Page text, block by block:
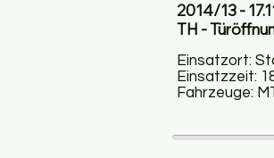
2014/13 -
TH -
Einsatzort:
Einsatzzeit:
Fahrzeuge: